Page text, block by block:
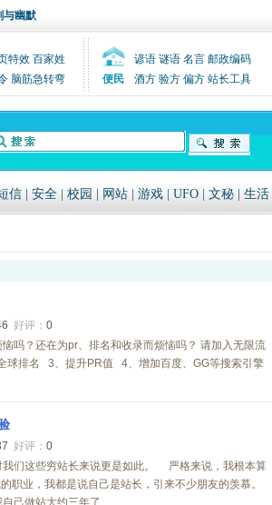
与幽默
特效 百家姓
脑筋急转弯
谚语 谜语 名言 邮政编码
便民
酒方 验方 偏方 站长工具
信 安全 校园 网站 游戏 UFO 文秘 生活
好评： 0
吗？还在为pr、排名和收录而烦恼吗？ 请加入无限流
球排名 3、提升PR值 4、增加百度、GG等搜索引擎
好评： 0
我们这些穷站长来说更是如此。 严格来说，我根本算
职业，我都是说自己是站长，引来不少朋友的羡慕。
己做站大约三年了...